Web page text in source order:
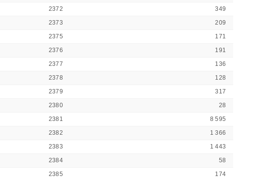
2372
349
2373
209
2375
171
2376
191
2377
136
2378
128
2379
317
2380
28
2381
8 595
2382
1 366
2383
1 443
2384
58
2385 174